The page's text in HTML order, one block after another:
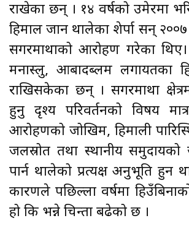
राखेका छन् । १४ वर्षको उमेरमा
हिमाल जान थालेका शेर्पा सन्
सगरमाथाको आरोहण गरेका
मनास्लु, आबादब्लम लगायतका
राखिसकेका छन् । सगरमाथा
हुनु दृश्य परिवर्तनको विषय
आरोहणको जोखिम, हिमाली
जलस्रोत तथा स्थानीय समुदायको
पार्न थालेको प्रत्यक्ष अनुभूति हुन
कारणले पछिल्ला वर्षमा
हो कि भन्ने चिन्ता बढेको छ ।